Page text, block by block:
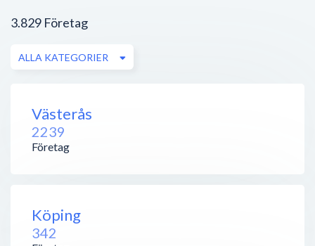
3.829 Företag
ALLA KATEGORIER
Västerås
2239
Företag
Köping
342